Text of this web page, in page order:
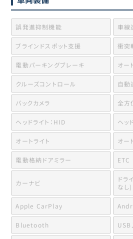
誤発進抑制機能 車線
ブラインドスポット支援 衝突
電動パーキングブレーキ オー
クルーズコントロール 自動
バックカメラ 全方
ヘッドライト：HID ヘッ
オートライト オー
電動格納ドアミラー ETC
カーナビ
ドラ
なし)
Apple CarPlay
Bluetooth USB